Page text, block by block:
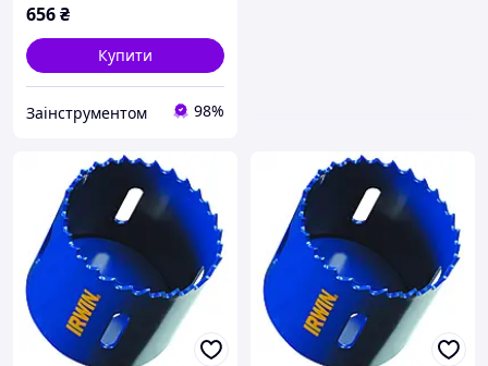
656₴
Купити
Заінструментом 98%